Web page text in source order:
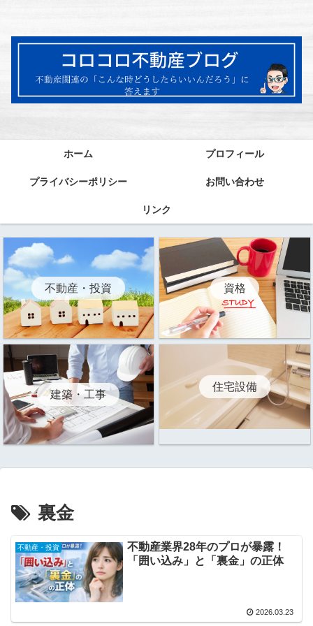
ホーム プロフィール
プライバシーポリシー お問い合わせ
リンク
不動産・投資 資格
建築・工事
住宅設備
裏金
不動産・投資
不動産業界28年のプロが暴露！
「囲い込み」と「裏金」の正体
2026.03.23